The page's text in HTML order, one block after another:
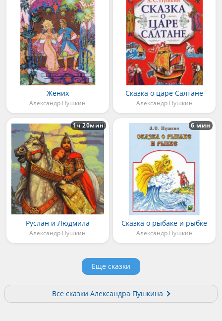
Жених
Александр Пушкин
Сказка о царе Салтане
Александр Пушкин
Руслан и Людмила
Александр Пушкин
1ч 20мин
Сказка о рыбаке и рыбке
Александр Пушкин
6 мин
Еще сказки
Все сказки Александра Пушкина